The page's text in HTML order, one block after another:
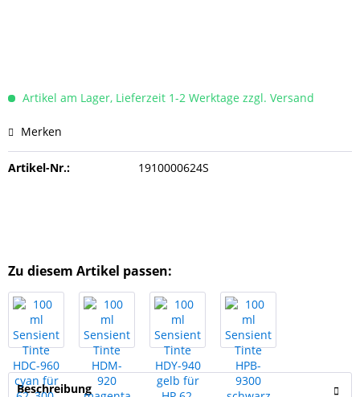
Artikel am Lager, Lieferzeit 1-2 Werktage zzgl. Versand
Merken
Artikel-Nr.: 1910000624S
Zu diesem Artikel passen:
Beschreibung